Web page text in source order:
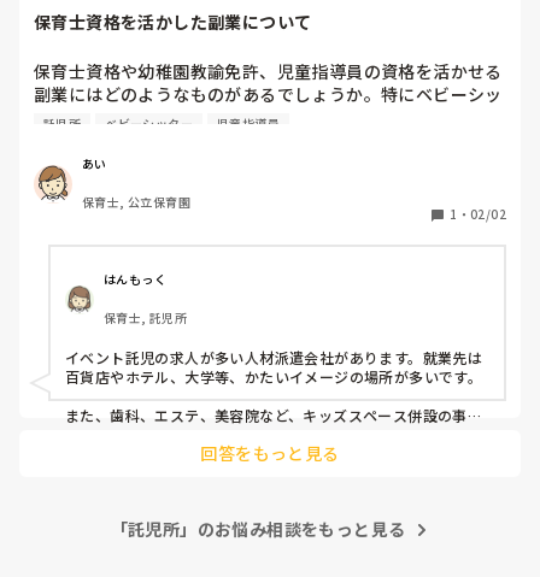
保育士資格を活かした副業について
保育士資格や幼稚園教諭免許、児童指導員の資格を活かせる
副業にはどのようなものがあるでしょうか。特にベビーシッ
ターや託児所、イベント託児などの経験がある方がいらっし
しいです！
託児所 ベビーシッター 児童指導員
あい
保育士, 公立保育園
1 ・ 02/02
はんもっく
保育士, 託児所
イベント託児の求人が多い人材派遣会社があります。就業先は
百貨店やホテル、大学等、かたいイメージの場所が多いです。
また、歯科、エステ、美容院など、キッズスペース併設の事業
回答をもっと見る
「託児所」のお悩み相談をもっと見る